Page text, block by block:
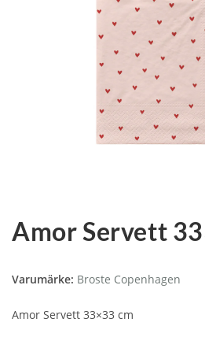
Amor Servett
Varumärke: Broste Copenhagen
Amor Servett 33×33 cm